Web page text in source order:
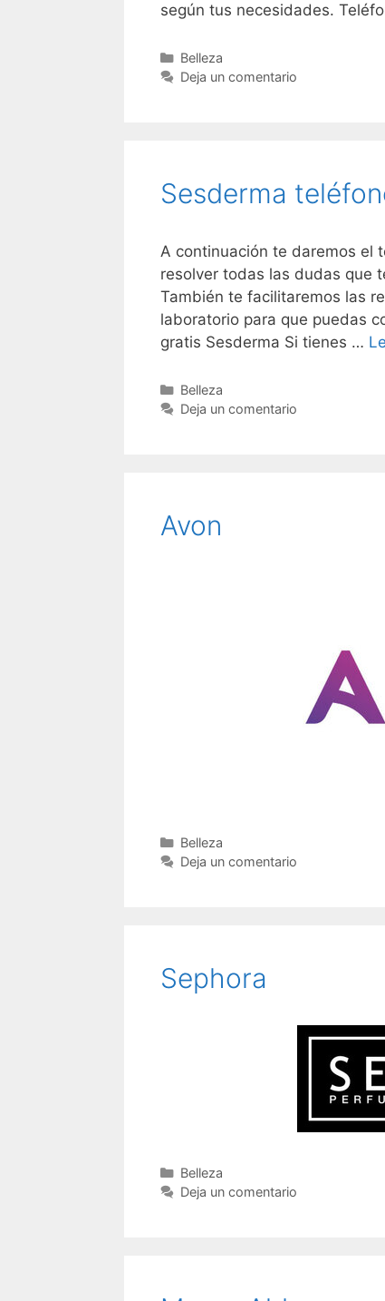
según tus necesidades.
Categorías
Belleza
Deja un comentario
Sesderma
A continuación te daremos el
resolver todas las dudas que
También te facilitaremos las
laboratorio para que puedas
gratis Sesderma Si tienes …
Categorías
Belleza
Deja un comentario
Avon
Categorías
Belleza
Deja un comentario
Sephora
Categorías
Belleza
Deja un comentario